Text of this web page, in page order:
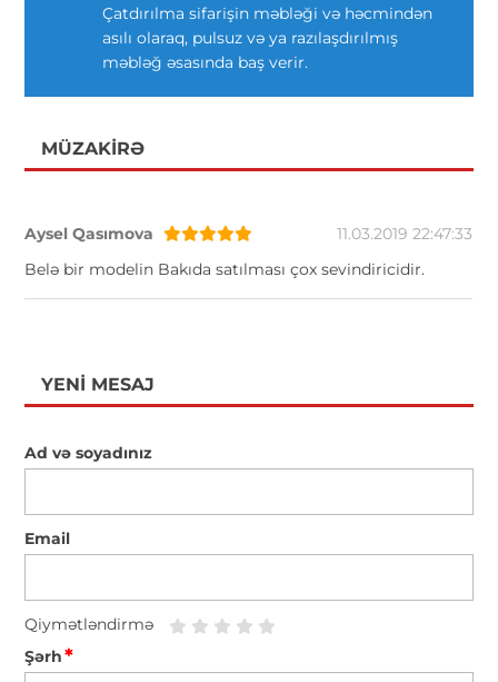
Çatdırılma sifarişin məbləği və həcmindən
asılı olaraq, pulsuz və ya razılaşdırılmış
məbləğ əsasında baş verir.
MÜZAKIRƏ
Aysel Qasımova
11.03.2019 22:47:33
Belə bir modelin Bakıda satılması çox sevindiricidir.
YENI MESAJ
Ad və soyadınız
Email
Qiymətləndirmə
Şərh*